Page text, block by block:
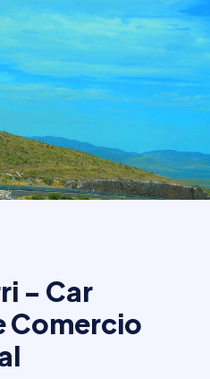
Asesores De
🌎 Bolivia
- Car
Comercio